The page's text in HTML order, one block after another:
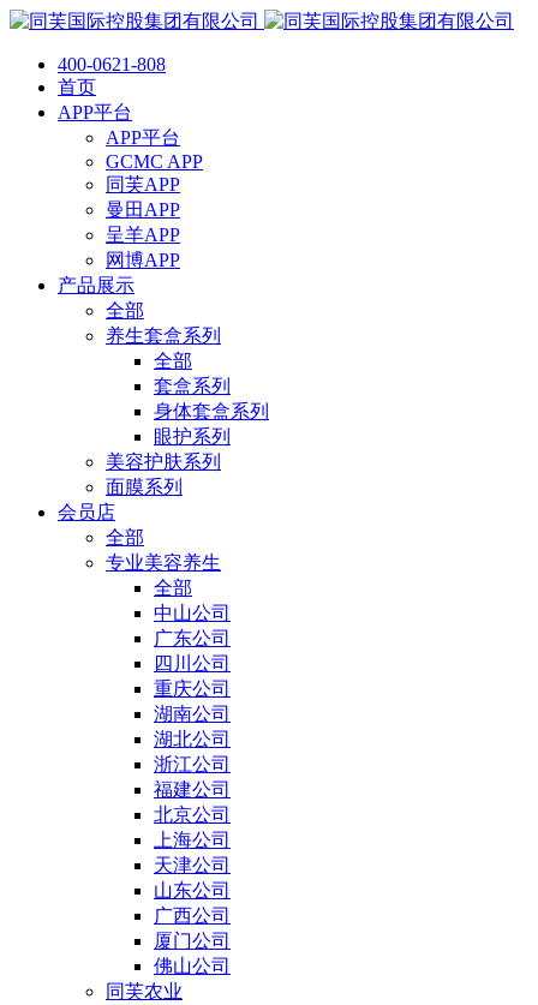
400-0621-808
首页
APP平台
APP平台
GCMC APP
同芙APP
曼田APP
呈羊APP
网博APP
产品展示
全部
养生套盒系列
全部
套盒系列
身体套盒系列
眼护系列
美容护肤系列
面膜系列
会员店
全部
专业美容养生
全部
中山公司
广东公司
四川公司
重庆公司
湖南公司
湖北公司
浙江公司
福建公司
北京公司
上海公司
天津公司
山东公司
广西公司
厦门公司
佛山公司
同芙农业